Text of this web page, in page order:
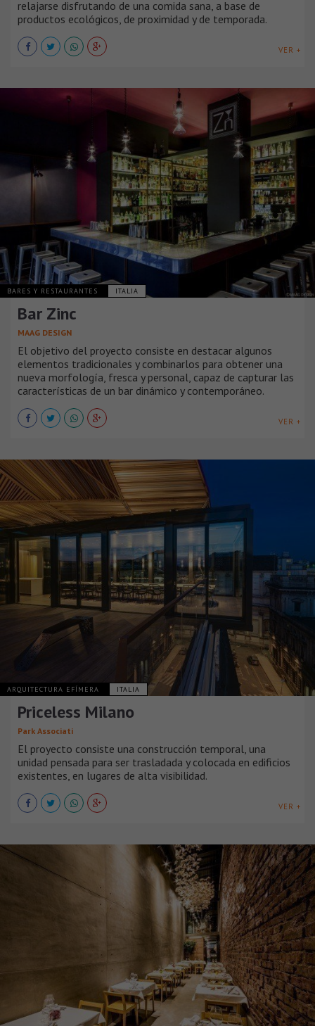
relajarse disfrutando de una comida sana, a base de
productos ecológicos, de proximidad y de temporada.
VER +
BARES Y RESTAURANTES ITALIA
Bar Zinc
MAAG DESIGN
El objetivo del proyecto consiste en destacar algunos
elementos tradicionales y combinarlos para obtener una
nueva morfología, fresca y personal, capaz de capturar las
características de un bar dinámico y contemporáneo.
VER +
ARQUITECTURA EFÍMERA ITALIA
Priceless Milano
Park Associati
El proyecto consiste una construcción temporal, una
unidad pensada para ser trasladada y colocada en edificios
existentes, en lugares de alta visibilidad.
VER +